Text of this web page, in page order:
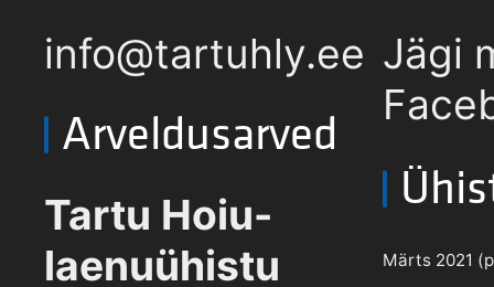
info@tartuhly.ee
Arveldusarved
Tartu Hoiu-
laenuühistu
Jägi
Märts 2021